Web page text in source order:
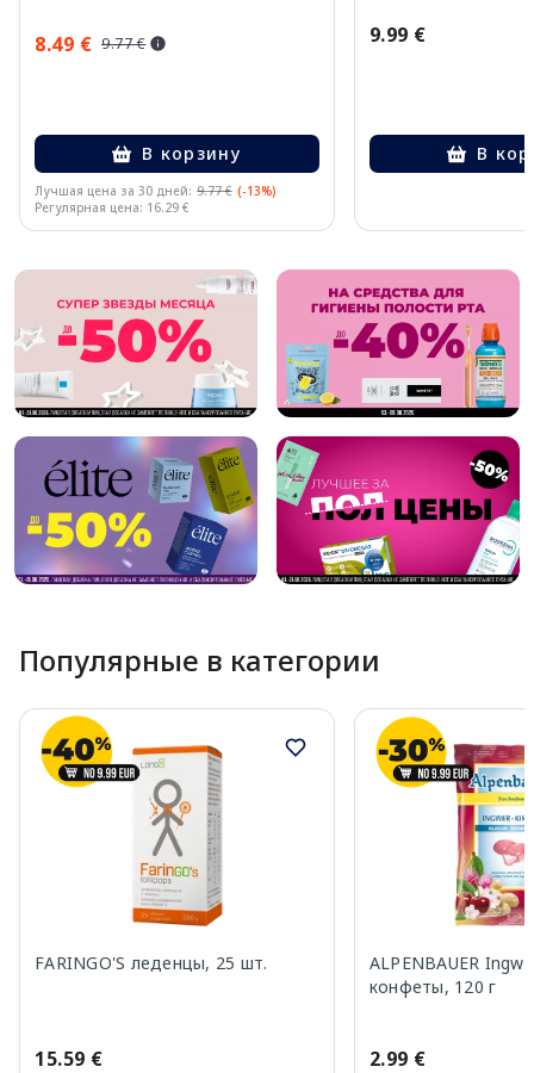
8.49 € 9.77 €
В корзину
Лучшая цена за 30 дней: 9.77 € (-13%)
Регулярная цена: 16.29 €
9.99 €
В
Популярные в категории
FARINGO'S леденцы, 25 шт.
15.59 €
ALPENBAUER
конфеты, 120 г
2.99 €